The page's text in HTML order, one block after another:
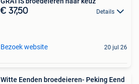
€ 37,50 Details
Bezoek website 20 jul 26
Witte Eenden broedeieren- Peking Eend